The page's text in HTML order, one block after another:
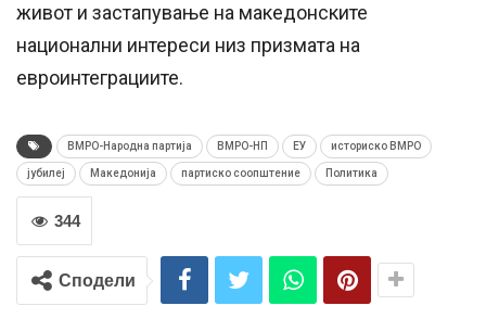
живот и застапување на македонските
национални интереси низ призмата на
евроинтеграциите.
ВМРО-Народна партија ВМРО-НП ЕУ историско ВМРО
јубилеј Македонија партиско соопштение Политика
344
Сподели